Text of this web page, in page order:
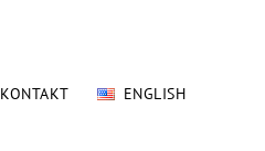
KONTAKT ENGLISH